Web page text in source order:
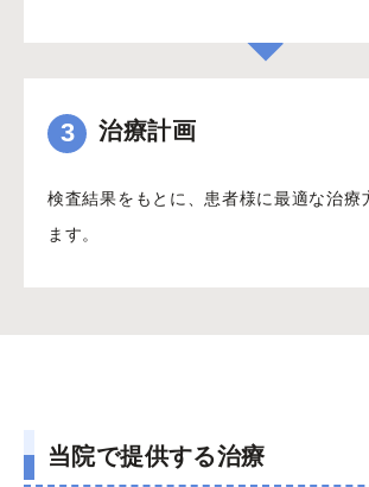
3 治療計画
検査結果をもとに、患者様に最適な治療
ます。
当院で提供する治療